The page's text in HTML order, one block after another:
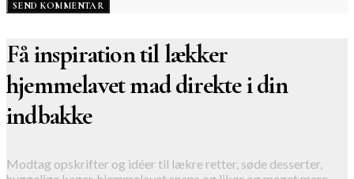
Få inspiration til lækker
hjemmelavet mad direkte i din
indbakke
Modtag opskrifter og idéer til lækre retter, søde desserter,